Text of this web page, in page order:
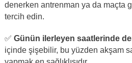
denerken antrenman ya da maçta
tercih edin.
✅ Günün ilerleyen saatlerinde
içinde şişebilir, bu yüzden akşam